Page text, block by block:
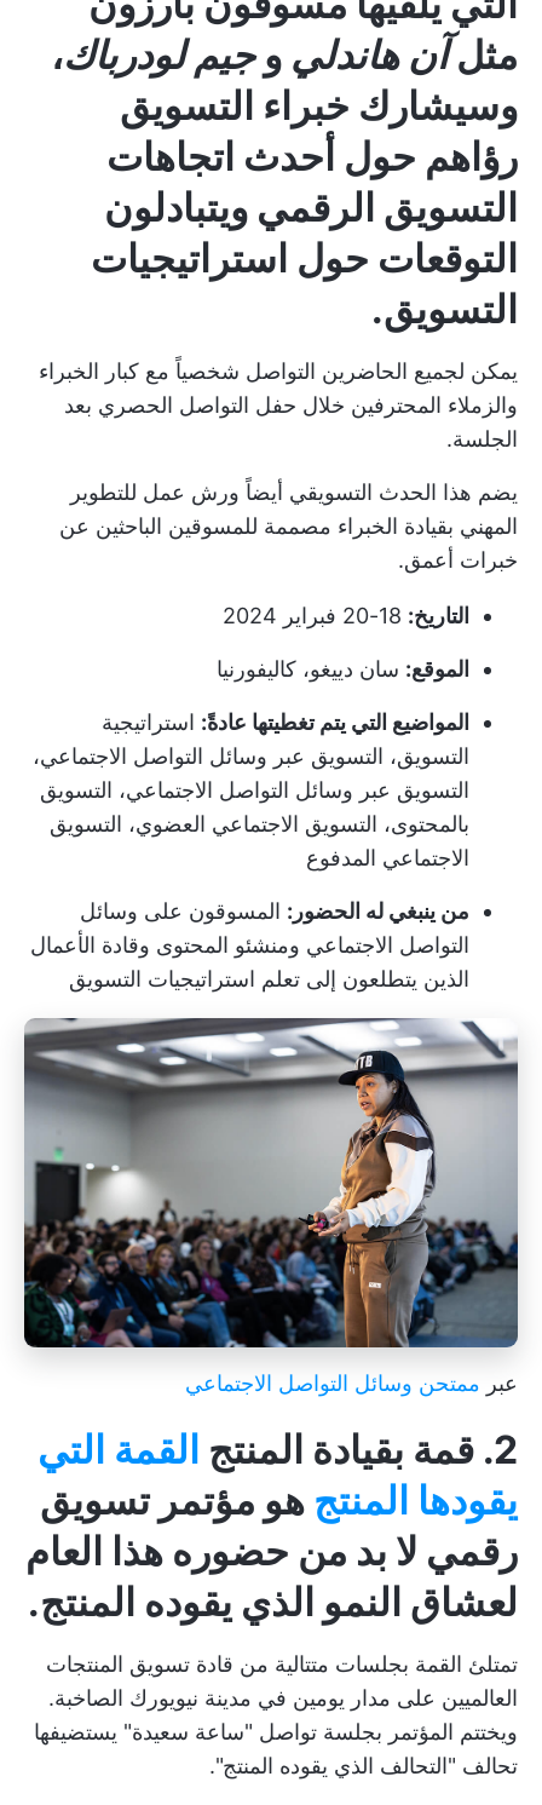
مثلآن هاندلي وجيم لودرباك،
وسيشارك خبراء التسويق
رؤاهم حول أحدث اتجاهات
التسويق الرقمي ويتبادلون
التوقعات حول استراتيجيات
التسويق.
يمكن لجميع الحاضرين التواصل شخصياً مع كبار الخبراء
والزملاء المحترفين خلال حفل التواصل الحصري بعد
الجلسة.
يضم هذا الحدث التسويقي أيضاً ورش عمل للتطوير
المهني بقيادة الخبراء مصممة للمسوقين الباحثين عن
خبرات أعمق.
التاريخ:
الموقع: سان دييغو، كاليفورنيا
المواضيع التي يتم تغطيتها عادةً: استراتيجية
التسويق، التسويق عبر وسائل التواصل الاجتماعي،
التسويق عبر وسائل التواصل الاجتماعي، التسويق
بالمحتوى، التسويق الاجتماعي العضوي، التسويق
الاجتماعي المدفوع
من ينبغي له الحضور: المسوقون على وسائل
التواصل الاجتماعي ومنشئو المحتوى وقادة الأعمال
الذين يتطلعون إلى تعلم استراتيجيات التسويق
عبر ممتحن وسائل التواصل الاجتماعي
2. قمة بقيادة المنتج
القمة التي
يقودها المنتج هو مؤتمر تسويق
رقمي لا بد من حضوره هذا العام
لعشاق النمو الذي يقوده المنتج.
تمتلئ القمة بجلسات متتالية من قادة تسويق المنتجات
العالميين على مدار يومين في مدينة نيويورك الصاخبة.
ويختتم المؤتمر بجلسة تواصل "ساعة سعيدة" يستضيفها
تحالف "التحالف الذي يقوده المنتج".